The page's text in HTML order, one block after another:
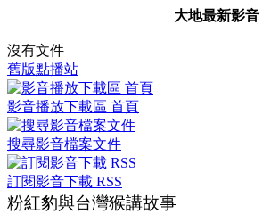
大地最新影音
沒有文件
舊版點播站
影音播放下載區 首頁
搜尋影音檔案文件
訂閱影音下載 RSS
粉紅豹與台灣猴講故事